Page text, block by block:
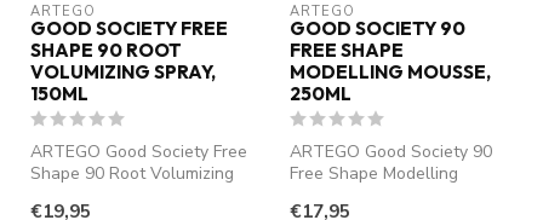
ARTEGO
GOOD SOCIETY FREE
SHAPE 90 ROOT
VOLUMIZING SPRAY,
150ML
ARTEGO Good Society Free
Shape 90 Root Volumizing
€19,95
ARTEGO
GOOD SOCIETY 90
FREE SHAPE
MODELLING MOUSSE,
250ML
ARTEGO Good Society 90
Free Shape Modelling
€17,95